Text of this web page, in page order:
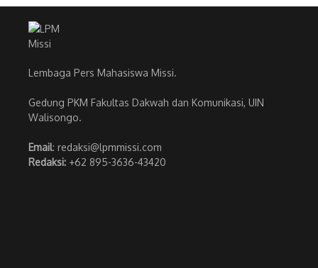
Lembaga Pers Mahasiswa Missi.
Gedung PKM Fakultas Dakwah dan Komunikasi, UIN
Walisongo.
Email: redaksi@lpmmissi.com
Redaksi: +62 895-3636-43420